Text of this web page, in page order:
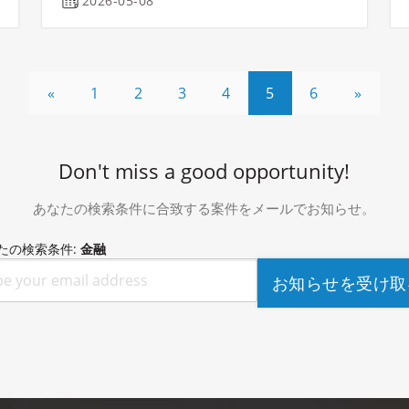
« 1 2 3 4 5 6 »
Don't miss a good opportunity!
あなたの検索条件に合致する案件をメールでお知らせ。
の検索条件: 金融
お知らせを受け取